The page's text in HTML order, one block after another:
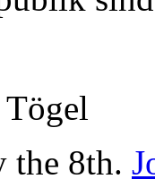
the 8th.